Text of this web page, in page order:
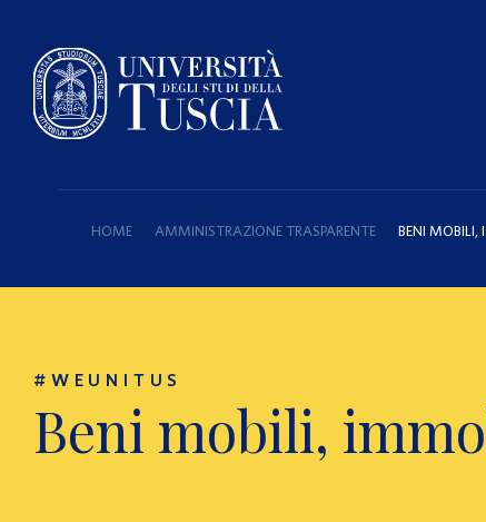
HOME AMMINISTRAZIONE TRASPARENTE BENI MOBILI,
#WEUNITUS
Beni mobili,